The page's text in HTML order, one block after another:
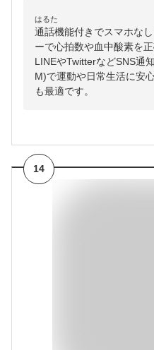
はるた
通話機能付きでスマホな
ーで心拍数や血中酸素を
LINEやTwitterなどSNS通
M)で運動や日常生活に安
も最適です。
14